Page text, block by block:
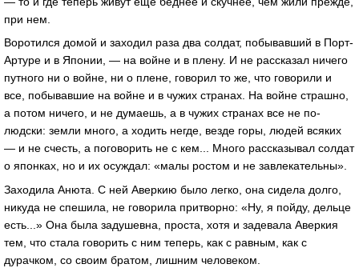
при нем.
Воротился домой и заходил раза два солдат, побывавший в Порт-
Артуре и в Японии, — на войне и в плену. И не рассказал ничего
путного ни о войне, ни о плене, говорил то же, что говорили и
все, побывавшие на войне и в чужих странах. На войне страшно,
а потом ничего, и не думаешь, а в чужих странах все не по-
людски: земли много, а ходить негде, везде горы, людей всяких
— и не счесть, а поговорить не с кем... Много рассказывал солдат
о японках, но и их осуждал: «малы ростом и не завлекательны».
Заходила Анюта. С ней Аверкию было легко, она сидела долго,
никуда не спешила, не говорила притворно: «Ну, я пойду, дельце
есть...» Она была задушевна, проста, хотя и задевала Аверкия
тем, что стала говорить с ним теперь, как с равным, как с
дурачком, со своим братом, лишним человеком.